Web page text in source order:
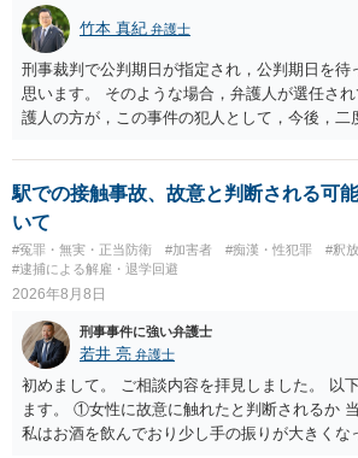
ことはよくわかるのですが，心配・不安を感じ
握されていることがありませんので，犯人性が
ません。したがって，自分が犯人であるとされ
ですから，相談者の場合は，大丈夫です。安心
は，①～③に答えます。 ①について 腕の動き，
れば，酔っていて偶然の出来事か，意図的に偶
のかは，わかります。触る瞬間ではなくて，触
要です。酔っていてふらついていたのであれば
いているわけではありません。腕の振り方も，
くなるわけではありません。ですから，本件で
ることはないと思います。その雰囲気は，当た
伝わっていたのでしょう。ですから大丈夫です
面の話なので，防犯カメラの映像で決められる
人の話（故意を否認する話）が実際の状況と矛
す。 ②について 犯人性が特定できませんから
ないと思います。 ③について ②がないので，③
前提なので，期間も考えなくて大丈夫です。
丈夫ですから，今後，同じような不安に襲われ
をつけてくださいね。それが一番大事です。
竹本 真紀 弁護士
刑事裁判で公判期日が指定され，公判期日を待
思います。 そのような場合，弁護人が選任さ
護人の方が，この事件の犯人として，今後，二
いかアドバイスしてくれると思います。そして
人質問などで活用されることになると思います
録するわけではないかもしれませんが，「裁
用できる可能性があれば」と考えているのであ
拠も見て内容を把握している，弁護人の方と相
合わせて進めるのが，裁判の観点では一番効果
状に関しての話になると思いますので，弁護人
ょう。
駅での接触事故、故意と判断される可
いて
#冤罪・無実・正当防衛 #加害者 #痴漢・性犯罪 #釈
#逮捕による解雇・退学回避
2026年8月8日
刑事事件に強い弁護士
若井 亮 弁護士
初めまして。 ご相談内容を拝見しました。 以
ます。 ①女性に故意に触れたと判断されるか
私はお酒を飲んでおり少し手の振りが大きくな